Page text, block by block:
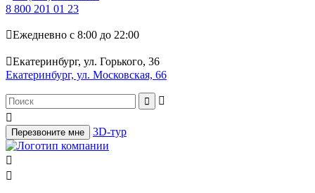
8 800 201 01 23
Ежедневно с 8:00 до 22:00
Екатеринбург, ул. Горького, 36
Екатеринбург, ул. Московская, 66



Перезвоните мне 3D-тур

